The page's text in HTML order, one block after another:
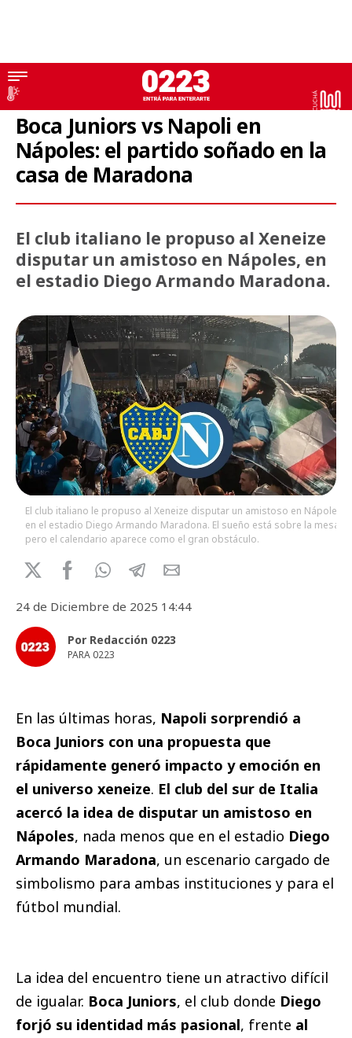
Boca Juniors
Boca Juniors vs Napoli en
Nápoles: el partido soñado en la
casa de Maradona
El club italiano le propuso al Xeneize
disputar un amistoso en Nápoles, en
el estadio Diego Armando Maradona.
El club italiano le propuso al Xeneize disputar un amistoso en Nápoles,
en el estadio Diego Armando Maradona. El sueño está sobre la mesa,
pero el calendario aparece como el gran obstáculo.
24 de Diciembre de 2025 14:44
Por Redacción 0223
PARA 0223
En las últimas horas, Napoli sorprendió a
Boca Juniors con una propuesta que
rápidamente generó impacto y emoción en
el universo xeneize. El club del sur de Italia
acercó la idea de disputar un amistoso en
Nápoles, nada menos que en el estadio Diego
Armando Maradona, un escenario cargado de
simbolismo para ambas instituciones y para el
fútbol mundial.
La idea del encuentro tiene un atractivo difícil
de igualar. Boca Juniors, el club donde Diego
forjó su identidad más pasional, frente al